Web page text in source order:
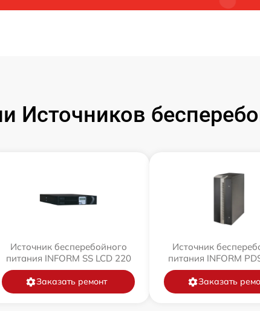
Источников
Источник бесперебойного
питания INFORM SS LCD 220
Заказать ремонт
Источник
питания INFORM
Заказать